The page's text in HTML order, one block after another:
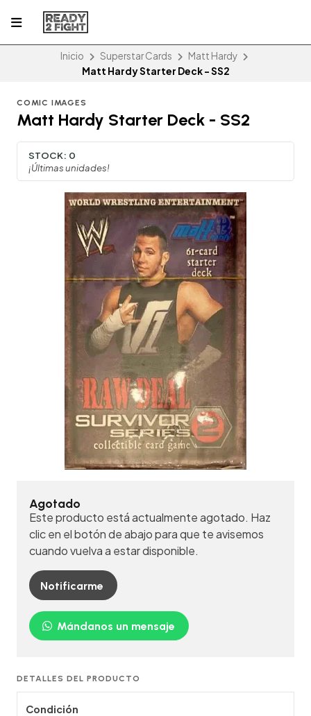
Inicio Superstar Cards
Matt Hardy
Matt Hardy Starter Deck - SS2
COMIC IMAGES
Matt Hardy Starter Deck - SS2
STOCK: 0
¡Últimas unidades!
Agotado
Este producto está actualmente agotado. Haz
clic en el botón de abajo para que te avisemos
cuando vuelva a estar disponible.
Notificarme
Mándanos un mensaje
DETALLES DEL PRODUCTO
Condición